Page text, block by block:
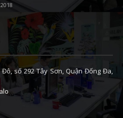
số 292 Tây Sơn, Quận Đống Đa,